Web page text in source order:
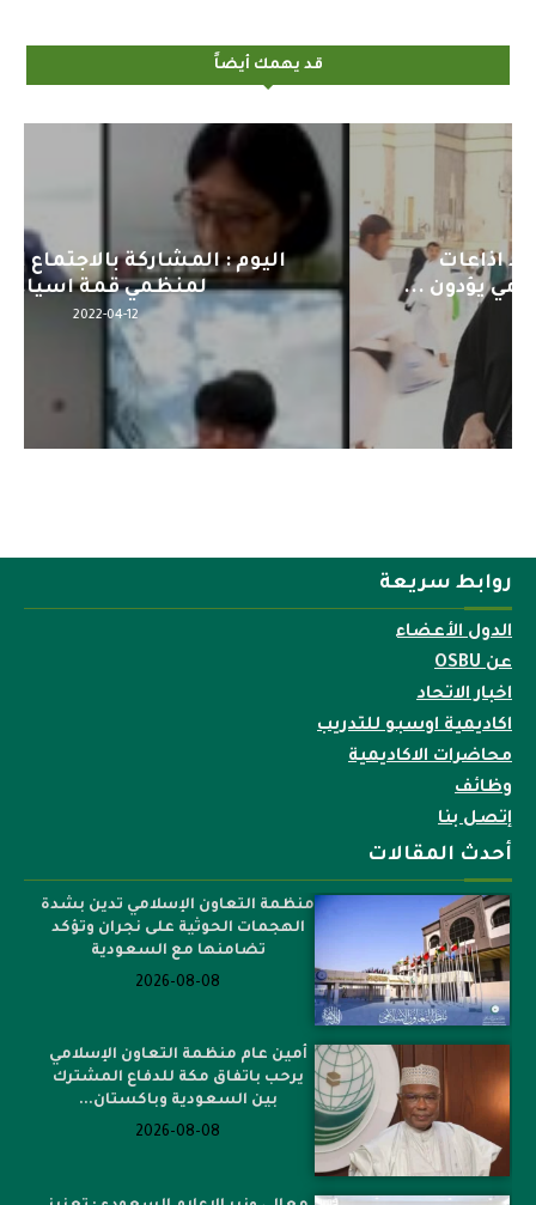
قد يهمك أيضاً
اليوم : المشاركة بالاجتماع التحضيري
لمنظمي قمة اسيا...
2022-04-12
روابط سريعة
الدول الأعضاء
عن OSBU
اخبار الاتحاد
اكاديمية اوسبو للتدريب
محاضرات الاكاديمية
وظائف
إتصل بنا
أحدث المقالات
منظمة التعاون الإسلامي تدين بشدة
الهجمات الحوثية على نجران وتؤكد
تضامنها مع السعودية
2026-08-08
أمين عام منظمة التعاون الإسلامي
يرحب باتفاق مكة للدفاع المشترك
بين السعودية وباكستان...
2026-08-08